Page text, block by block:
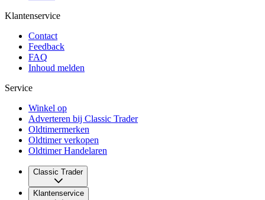
Klantenservice
Contact
Feedback
FAQ
Inhoud melden
Service
Winkel op
Adverteren bij Classic Trader
Oldtimermerken
Oldtimer verkopen
Oldtimer Handelaren
Classic Trader
Over ons
Klantenservice